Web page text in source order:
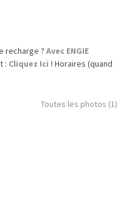
recharge ? Avec ENGIE
: Cliquez Ici ! Horaires (quand
Toutes les photos (1)